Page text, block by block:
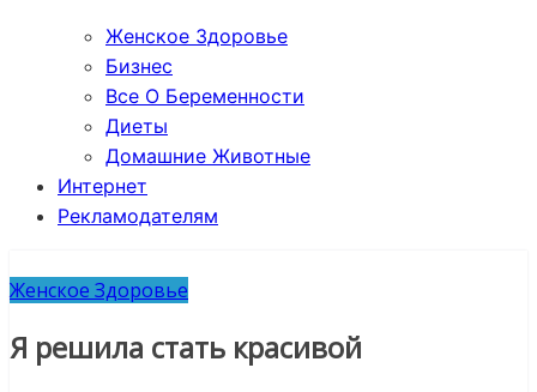
Женское Здоровье
Бизнес
Все О Беременности
Диеты
Домашние Животные
Интернет
Рекламодателям
Женское Здоровье
Я решила стать красивой